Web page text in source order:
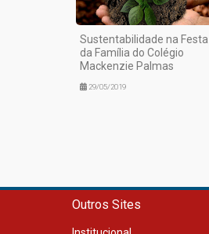
Sustentabilidade na Festa
da Família do Colégio
Mackenzie Palmas
29/05/2019
Outros Sites